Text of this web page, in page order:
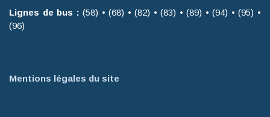
Lignes de bus : (58) • (68) • (82) • (83) • (89) • (94) • (95) •
(96)
Mentions légales du site